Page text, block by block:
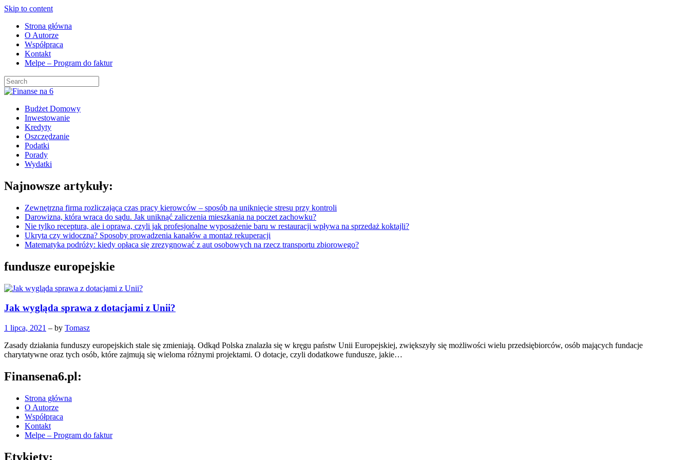
Skip to content
Strona główna
O Autorze
Współpraca
Kontakt
Melpe – Program do faktur
Budżet Domowy
Inwestowanie
Kredyty
Oszczędzanie
Podatki
Porady
Wydatki
Najnowsze artykuły:
Zewnętrzna firma rozliczająca czas pracy kierowców – sposób na uniknięcie stresu przy kontroli
Darowizna, która wraca do sądu. Jak uniknąć zaliczenia mieszkania na poczet zachowku?
Nie tylko receptura, ale i oprawa, czyli jak profesjonalne wyposażenie baru w restauracji wpływa na sprzedaż koktajli?
Ukryta czy widoczna? Sposoby prowadzenia kanałów a montaż rekuperacji
Matematyka podróży: kiedy opłaca się zrezygnować z aut osobowych na rzecz transportu zbiorowego?
fundusze europejskie
Jak wygląda sprawa z dotacjami z Unii?
1 lipca, 2021 – by Tomasz
Zasady działania funduszy europejskich stale się zmieniają. Odkąd Polska znalazła się w kręgu państw Unii Europejskiej, zwiększyły się możliwości wielu przedsiębiorców, osób mających fundacje
charytatywne oraz tych osób, które zajmują się wieloma różnymi projektami. O dotacje, czyli dodatkowe fundusze, jakie…
Finansena6.pl:
Strona główna
O Autorze
Współpraca
Kontakt
Melpe – Program do faktur
Etykiety: